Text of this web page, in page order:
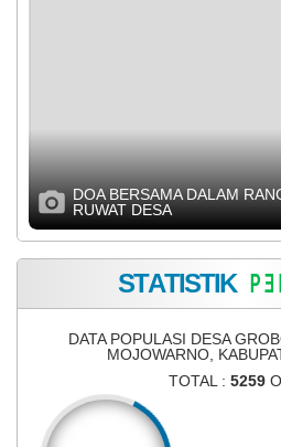
DOA BERSAMA DALAM
RUWAT DESA
STATISTIK PE
DATA POPULASI DESA
MOJOWARNO,
TOTAL : 5259